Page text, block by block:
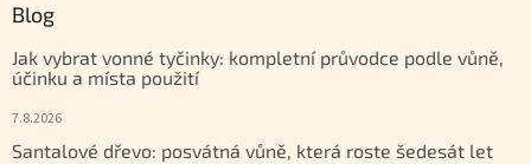
Blog
Jak vybrat vonné tyčinky: kompletní průvodce podle vůně,
účinku a místa použití
7.8.2026
Santalové dřevo: posvátná vůně, která roste šedesát let